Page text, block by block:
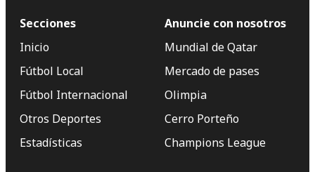
Secciones
Inicio
Fútbol Local
Fútbol Internacional
Otros Deportes
Estadísticas
Anuncie con nosotros
Mundial de Qatar
Mercado de pases
Olimpia
Cerro Porteño
Champions League